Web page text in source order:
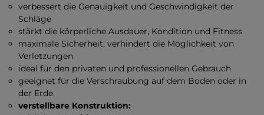
verbessert die Genauigkeit und Geschwindigkeit der
Schläge
stärkt die körperliche Ausdauer, Kondition und Fitness
maximale Sicherheit, verhindert die Möglichkeit von
Verletzungen
ideal für den privaten und professionellen Gebrauch
geeignet für die Verschraubung auf dem Boden oder in
der Erde
verstellbare Konstruktion: